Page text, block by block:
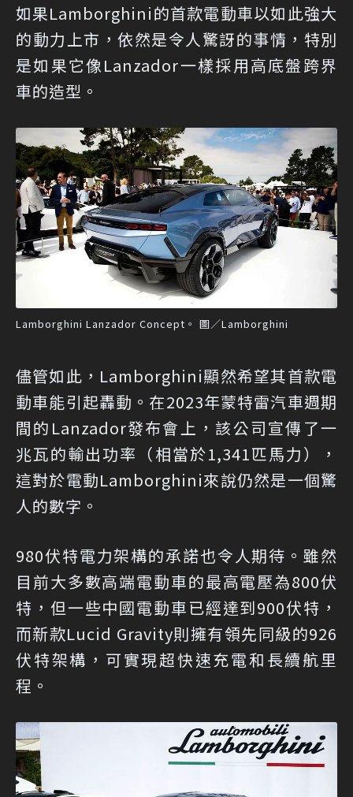
如果Lamborghini的首款電動車以如此強大
的動力上市，依然是令人驚訝的事情，特別
是如果它像Lanzador一樣採用高底盤跨界
車的造型。
Lamborghini Lanzador Concept。 圖／Lamborghini
儘管如此，Lamborghini顯然希望其首款電
動車能引起轟動。在2023年蒙特雷汽車週期
間的Lanzador發布會上，該公司宣傳了一
兆瓦的輸出功率（相當於1,341匹馬力），
這對於電動Lamborghini來說仍然是一個驚
人的數字。
980伏特電力架構的承諾也令人期待。雖然
目前大多數高端電動車的最高電壓為800伏
特，但一些中國電動車已經達到900伏特，
而新款Lucid Gravity則擁有領先同級的926
伏特架構，可實現超快速充電和長續航里
程。